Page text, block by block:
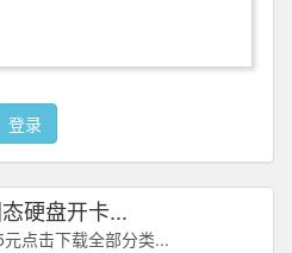
登录
硬盘开卡...
点击下载全部分类...